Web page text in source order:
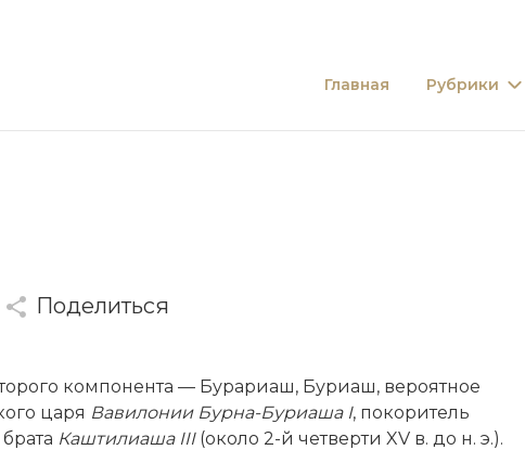
Главная Рубрики
Поделиться
компонента — Бурариаш, Буриаш, вероятное
царя Вавилонии Бурна-Буриаша I, покоритель
Каштилиаша III(около 2-й четверти XV в. до н. э.).